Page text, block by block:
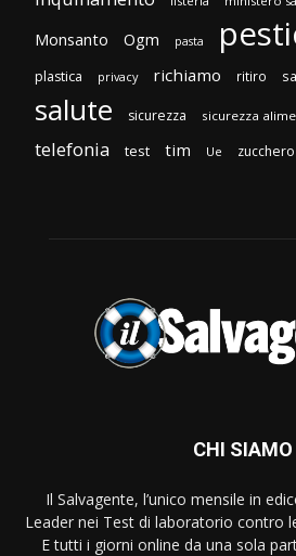
Monsanto Ogm pasta
plastica privacy richiamo ritiro
salute sicurezza sicurezza
telefonia test tim Ue zucchero
CHI SIAMO
Il Salvagente, l’unico mensile in
Leader nei Test di laboratorio contro
E tutti i giorni online da una sola